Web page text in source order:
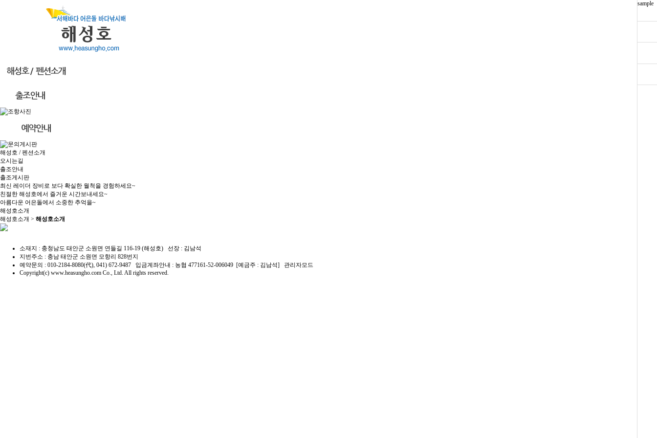
해성호 / 펜션소개
오시는길
출조안내
출조게시판
최신 레이더 장비로 보다 확실한 월척을 경험하세요~
친절한 해성호에서 즐거운 시간보내세요~
아름다운 어은돌에서 소중한 추억을~
sample
해성호소개
해성호소개 > 해성호소개
소재지 : 충청남도 태안군 소원면 연들길 116-19 (해성호) 선장 : 김남석
지번주소 : 충남 태안군 소원면 모항리 828번지
예약문의 : 010-2184-8080(代), 041) 672-9487 입금계좌안내 : 농협 477161-52-006049 [예금주 : 김남석] 관리자모드
Copyright(c) www.heasungho.com Co., Ltd. All rights reserved.